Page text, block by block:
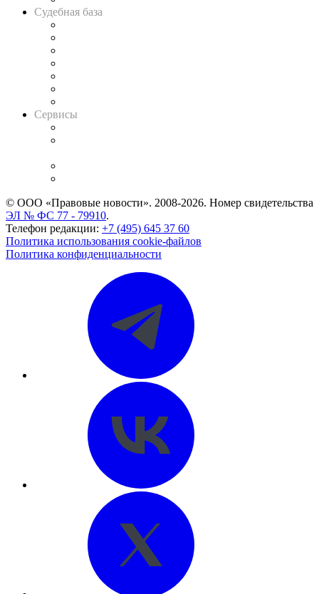
Судебная база
Сервисы
© ООО «Правовые новости». 2008-2026. Номер свидетельства
ЭЛ № ФС 77 - 79910.
Телефон редакции: +7 (495) 645 37 60
Политика использования cookie-файлов
Политика конфиденциальности